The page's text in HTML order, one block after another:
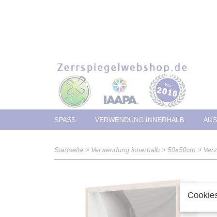
SPASS VERWENDUNG INNERHALB
Startseite > Verwendung innerhalb > 50x50cm >